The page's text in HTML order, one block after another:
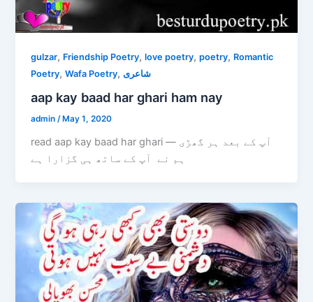
gulzar, Friendship Poetry,love poetry,poetry, Romantic
Poetry,Wafa Poetry,شاعری
aap kay baad har ghari ham nay
admin/ May 1, 2020
read aap kay baad har ghari — آپ کے بعد ہر گھڑی
ہم نے آپ کے ساتھ ہی گزارا ہے